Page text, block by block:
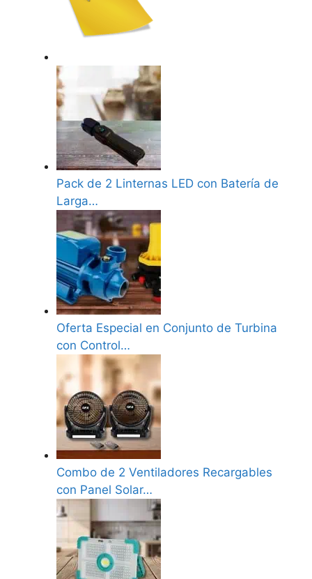
Pack de 2 Linternas LED con Batería de
Larga…
Oferta Especial en Conjunto de Turbina
con Control…
Combo de 2 Ventiladores Recargables
con Panel Solar…